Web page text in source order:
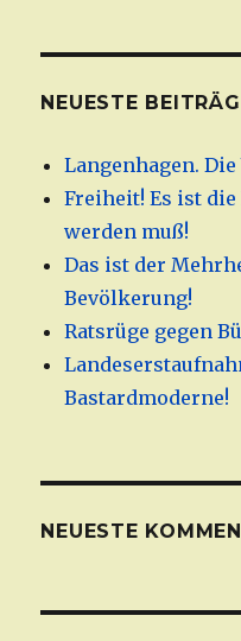
NEUESTE
Langenhagen.
Freiheit! Es ist
werden muß!
Das ist der
Bevölkerung!
Ratsrüge gegen
Bastardmoderne!
NEUESTE